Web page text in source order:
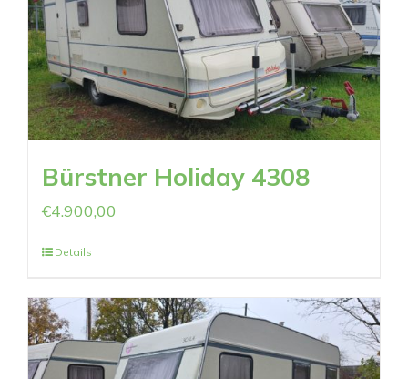
Bürstner Holiday 4308
€4.900,00
Details